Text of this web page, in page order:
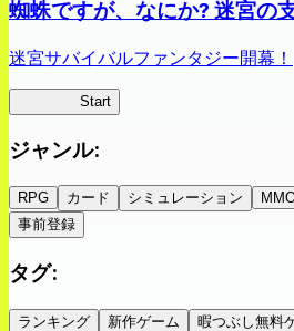
蜘蛛ですが、なにか? 迷宮の
迷宮サバイバルファンタジー開幕！
Start
ジャンル:
RPG カード シミュレーション
事前登録
タグ:
ランキング 新作ゲーム 暇つぶし無料